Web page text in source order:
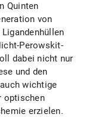
Quinten
von
Perowskit-
dabei nicht nur
und den
wichtige
optischen
erzielen.